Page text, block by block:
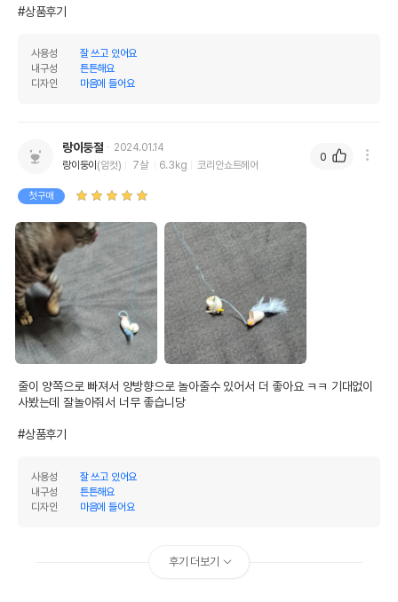
#상품후기
사용성
잘 쓰고 있어요
내구성
튼튼해요
디자인
마음에 들어요
랑이둥절
2024.01.14
랑이둥이 (암컷) 7살 6.3kg 코리안쇼트헤어
첫구매
줄이 양쪽으로 빠져서 양방향으로 놀아줄수 있어서 더 좋아요 ㅋㅋ 기대없이
사봤는데 잘놀아줘서 너무 좋습니당
#상품후기
사용성
잘 쓰고 있어요
내구성
튼튼해요
디자인
마음에 들어요
0
후기 더보기